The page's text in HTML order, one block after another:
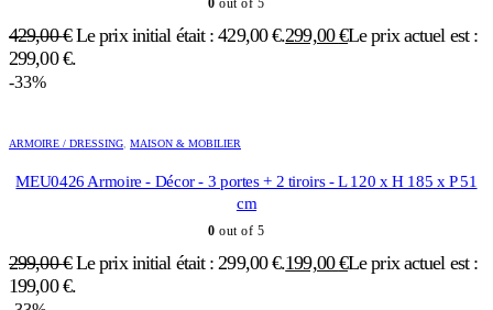
429,00€ Le prix initial était : 429,00 €.299,00€Le prix actuel est :
299,00 €.
-33%
ARMOIRE / DRESSING MAISON & MOBILIER
MEU0426 Armoire - Décor - 3 portes + 2 tiroirs - L 120 x H 185 x P 51
cm
0 out of 5
299,00€ Le prix initial était : 299,00 €.199,00€Le prix actuel est :
199,00 €.